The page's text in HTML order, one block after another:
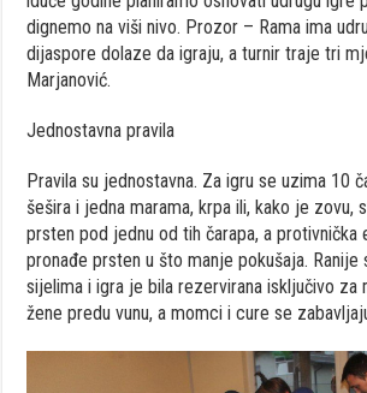
dignemo na viši nivo. Prozor – Rama ima
dijaspore dolaze da igraju, a turnir traje tri
Marjanović.
Jednostavna pravila
Pravila su jednostavna. Za igru se uzima 10
šešira i jedna marama, krpa ili, kako je zovu,
prsten pod jednu od tih čarapa, a protivnička
pronađe prsten u što manje pokušaja. Ranije
sijelima i igra je bila rezervirana isključivo za
žene predu vunu, a momci i cure se